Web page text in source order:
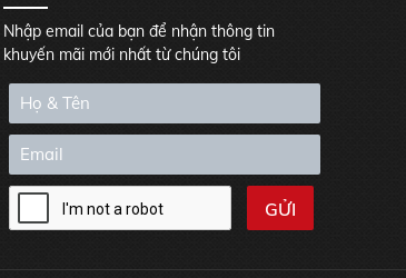
Nhập email của bạn để nhận thông tin
khuyến mãi mới nhất từ chúng tôi